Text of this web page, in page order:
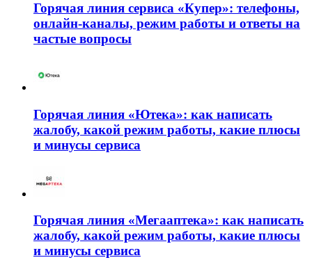
Горячая линия сервиса «Купер»: телефоны,
онлайн-каналы, режим работы и ответы на
частые вопросы
Горячая линия «Ютека»: как написать
жалобу, какой режим работы, какие плюсы
и минусы сервиса
Горячая линия «Мегааптека»: как написать
жалобу, какой режим работы, какие плюсы
и минусы сервиса